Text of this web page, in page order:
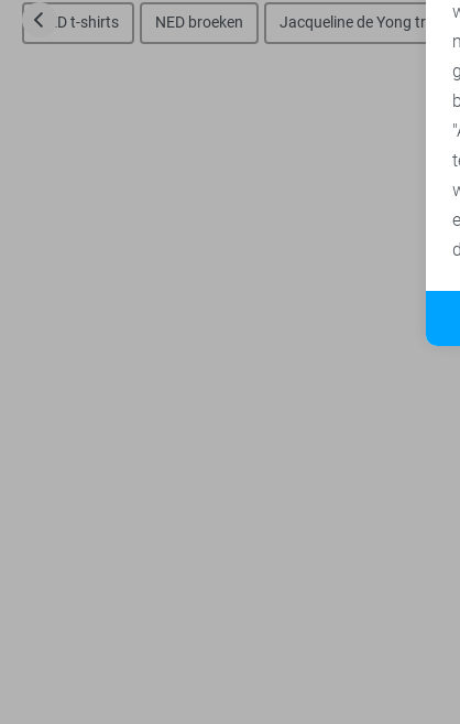
NED t-shirts NED broeken Jacqueline de Yong truien